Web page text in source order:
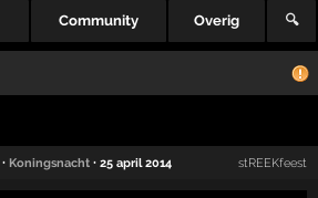
Community Overig 🔍
·Koningsnacht ·25 april 2014 stREEKfeest